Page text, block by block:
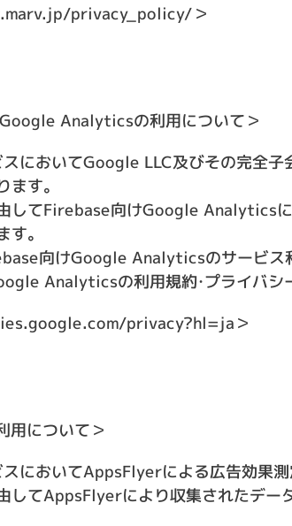
privacy_policy/＞
Analyticsの利用について＞
スにおいてGoogle LLC及びその完
す。
してFirebase向けGoogle Analytics
。
向けGoogle Analyticsのサービス
Analyticsの利用規約・プライバシ
privacy?hl=ja＞
用について＞
スにおいてAppsFlyerによる広告効果測
してAppsFlyerにより収集されたデ